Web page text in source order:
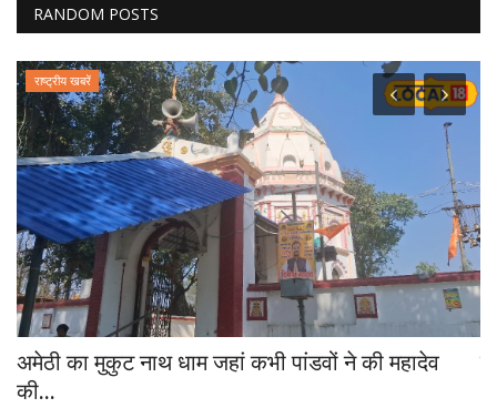
RANDOM POSTS
राष्ट्रीय खबरें
अमेठी का मुकुट नाथ धाम जहां कभी पांडवों ने की महादेव
की...